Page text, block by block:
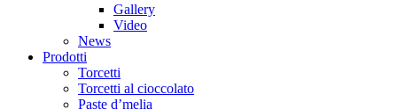
Gallery
Video
News
Prodotti
Torcetti
Torcetti al cioccolato
Paste d’melia